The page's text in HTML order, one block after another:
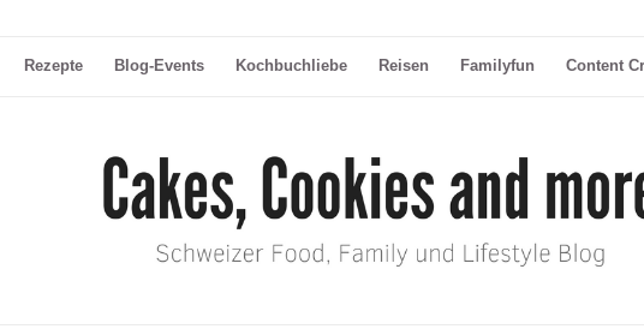
Rezepte Blog-Events Kochbuchliebe Reisen Familyfun Content